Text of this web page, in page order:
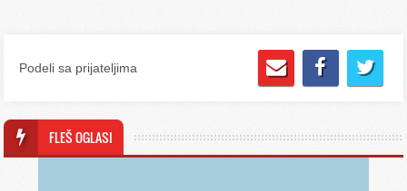
Podeli sa prijateljima
FLEŠ OGLASI